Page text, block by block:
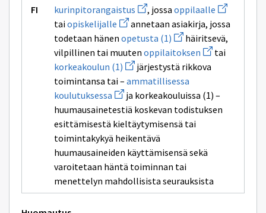
kurinpitorangaistus Avaa
uuden
ikkunan
sivulle
kurinpitorangaistus
, jossa oppilaalle Avaa
uuden
ikkunan
sivulle
oppilaalle
taiopiskelijalle Avaa
uuden
ikkunan
sivulle
opiskelijalle
annetaan asiakirja, jossa
todetaan hänen opetusta (1) Avaa
uuden
ikkunan
sivulle
opetusta
(1)
häiritsevä,
vilpillinen tai muuten oppilaitoksen Avaa
uuden
ikkunan
tai
korkeakoulun (1) Avaa
uuden
ikkunan
sivulle
korkeakoulun
(1)
järjestystä rikkova
toimintansa tai – ammatillisessa
koulutuksessa Avaa
uuden
ikkunan
sivulle
ammatillisessa
koulutuksessa
ja korkeakouluissa (1) –
huumausainetestiä koskevan todistuksen
esittämisestä kieltäytymisensä tai
toimintakykyä heikentävä
huumausaineiden käyttämisensä sekä
varoitetaan häntä toiminnan tai
menettelyn mahdollisista seurauksista